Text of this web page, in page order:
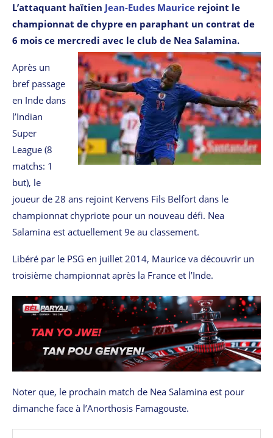
L’attaquant haïtien Jean-Eudes Maurice rejoint le
championnat de chypre en paraphant un contrat de
6 mois ce mercredi avec le club de Nea Salamina.
Après un
bref passage
en Inde dans
l’Indian
Super
League (8
matchs: 1
but), le
joueur de 28 ans rejoint Kervens Fils Belfort dans le
championnat chypriote pour un nouveau défi. Nea
Salamina est actuellement 9e au classement.
Libéré par le PSG en juillet 2014, Maurice va découvrir un
troisième championnat après la France et l’Inde.
Noter que, le prochain match de Nea Salamina est pour
dimanche face à l’Anorthosis Famagouste.